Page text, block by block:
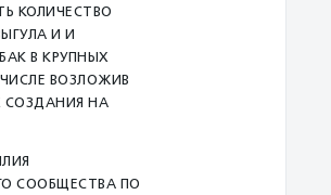
КОЛИЧЕСТВО
И И
В КРУПНЫХ
ВОЗЛОЖИВ
СОЗДАНИЯ НА
СООБЩЕСТВА ПО